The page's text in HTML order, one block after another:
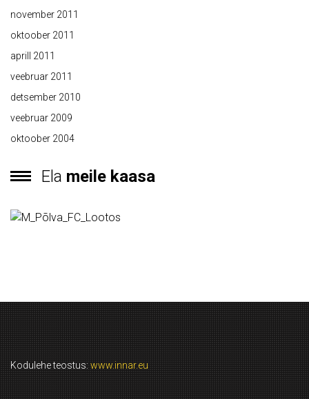
november 2011
oktoober 2011
aprill 2011
veebruar 2011
detsember 2010
veebruar 2009
oktoober 2004
Ela meile kaasa
Kodulehe teostus: www.innar.eu